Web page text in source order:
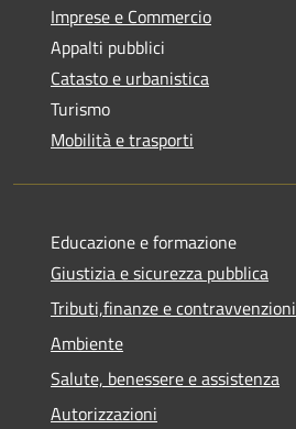
Imprese e Commercio
Appalti pubblici
Catasto e urbanistica
Turismo
Mobilità e trasporti
Educazione e formazione
Giustizia e sicurezza pubblica
Tributi,finanze e contravvenzioni
Ambiente
Salute, benessere e assistenza
Autorizzazioni